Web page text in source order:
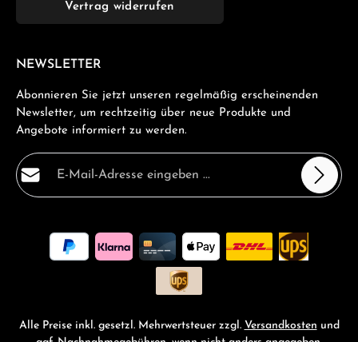
Vertrag widerrufen
NEWSLETTER
Abonnieren Sie jetzt unseren regelmäßig erscheinenden
Newsletter, um rechtzeitig über neue Produkte und
Angebote informiert zu werden.
E-Mail-Adresse*
Ich habe die
Datenschutzbestimmungen
zur Kenntnis
genommen und dieAGBgelesen und bin mit ihnen
Pflichtfelder.
Alle Preise inkl. gesetzl. Mehrwertsteuer zzgl. Versandkosten und